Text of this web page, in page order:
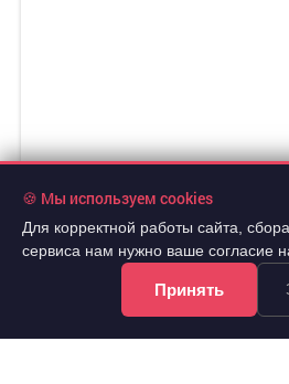
🍪 Мы используем cookies
Для корректной работы сайта,
сервиса нам нужно ваше согласие
Принять